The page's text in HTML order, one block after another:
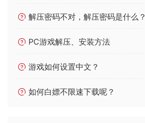
解压密码不对，解压密码是什么？
PC游戏解压、安装方法
游戏如何设置中文？
如何白嫖不限速下载呢？